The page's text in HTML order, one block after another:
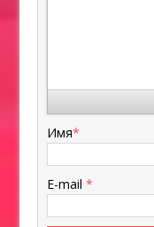
Имя*
E-mail*